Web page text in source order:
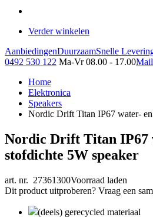
Verder winkelen
AanbiedingenDuurzaamSnelle
0492 530 122 Ma-Vr 08.00 - 17.00
Home
Elektronica
Speakers
Nordic Drift Titan IP67 water-
Nordic Drift Titan IP67
stofdichte 5W speaker
art. nr. 27361300Voorraad laden
Dit product uitproberen? Vraag een
(deels) gerecycled materiaal